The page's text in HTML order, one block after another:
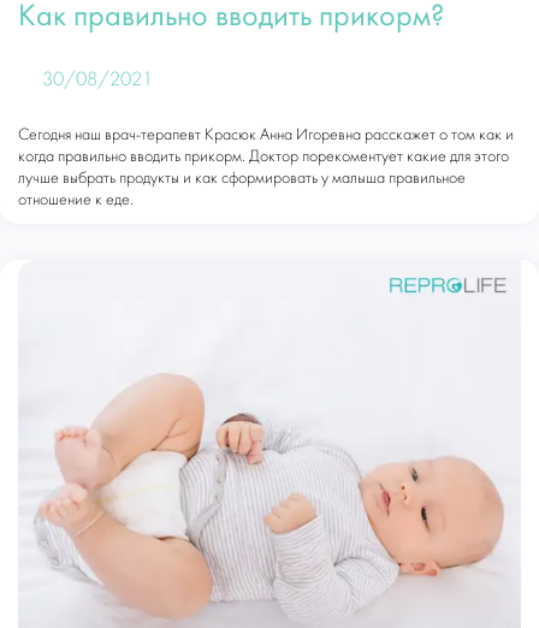
Как правильно вводить прикорм?
30/08/2021
Сегодня наш врач-терапевт Красюк Анна Игоревна расскажет о том как и
когда правильно вводить прикорм. Доктор порекоментует какие для этого
лучше выбрать продукты и как сформировать у малыша правильное
отношение к еде.